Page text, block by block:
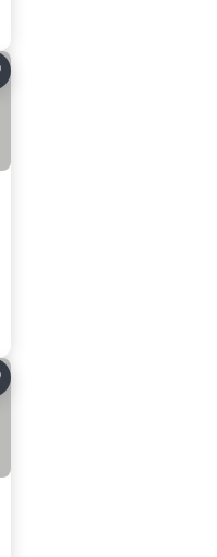
a favoritos
a favoritos